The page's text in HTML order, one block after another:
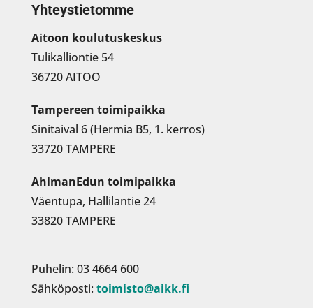
Yhteystietomme
Aitoon koulutuskeskus
Tulikalliontie 54
36720 AITOO
Tampereen toimipaikka
Sinitaival 6 (Hermia B5, 1. kerros)
33720 TAMPERE
AhlmanEdun toimipaikka
Väentupa, Hallilantie 24
33820 TAMPERE
Puhelin: 03 4664 600
Sähköposti: toimisto@aikk.fi